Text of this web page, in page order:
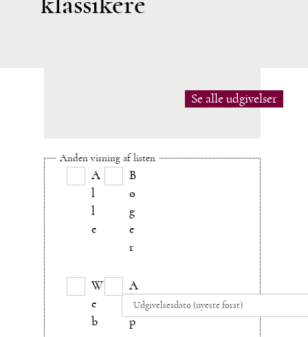
Se alle udgivelser
Anden visning af listen
A
l
l
e
B
ø
g
e
r
W
e
b
A
p
p